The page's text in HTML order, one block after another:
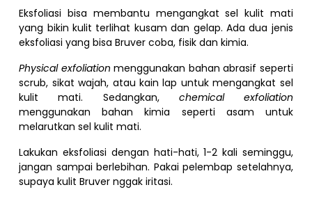
Eksfoliasi bisa membantu mengangkat sel kulit mati
yang bikin kulit terlihat kusam dan gelap. Ada dua jenis
eksfoliasi yang bisa Bruver coba, fisik dan kimia.
Physical exfoliation menggunakan bahan abrasif seperti
scrub, sikat wajah, atau kain lap untuk mengangkat sel
kulit mati. Sedangkan, chemical exfoliation
menggunakan bahan kimia seperti asam untuk
melarutkan sel kulit mati.
Lakukan eksfoliasi dengan hati-hati, 1-2 kali seminggu,
jangan sampai berlebihan. Pakai pelembap setelahnya,
supaya kulit Bruver nggak iritasi.